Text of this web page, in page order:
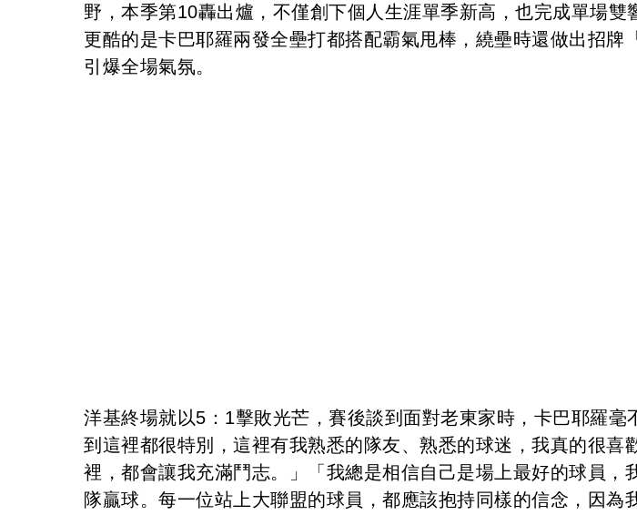
野，本季第10轟出爐，不僅創下個人生涯單季新高，也完成單場雙
更酷的是卡巴耶羅兩發全壘打都搭配霸氣甩棒，繞壘時還做出招牌
引爆全場氣氛。
洋基終場就以5：1擊敗光芒，賽後談到面對老東家時，卡巴耶羅毫
到這裡都很特別，這裡有我熟悉的隊友、熟悉的球迷，我真的很喜
裡，都會讓我充滿鬥志。」「我總是相信自己是場上最好的球員，
隊贏球。每一位站上大聯盟的球員，都應該抱持同樣的信念，因為